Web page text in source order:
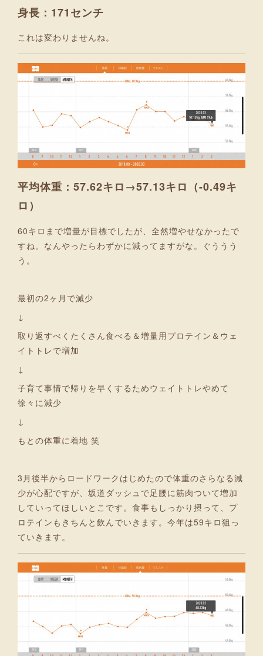
身長：171センチ
これは変わりませんね。
平均体重：57.62キロ→57.13キロ（-0.49キ
ロ）
60キロまで増量が目標でしたが、全然増やせなかったで
すね。なんやったらわずかに減ってますがな。ぐううう
う。
最初の2ヶ月で減少
↓
取り返すべくたくさん食べる＆増量用プロテイン＆ウェ
イトトレで増加
↓
子育て事情で帰りを早くするためウェイトトレやめて
徐々に減少
↓
もとの体重に着地 笑
3月後半からロードワークはじめたので体重のさらなる減
少が心配ですが、坂道ダッシュで足腰に筋肉ついて増加
していってほしいとこです。食事もしっかり摂って、プ
ロテインもきちんと飲んでいきます。今年は59キロ狙っ
ていきます。